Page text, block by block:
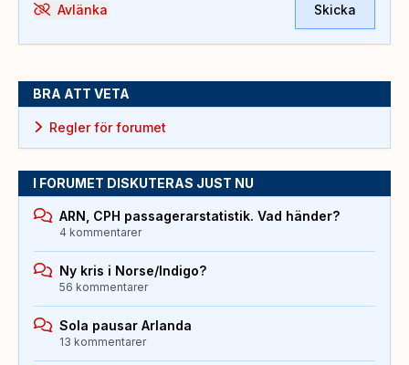
Avlänka Skicka
BRA ATT VETA
Regler för forumet
I FORUMET DISKUTERAS JUST NU
ARN, CPH passagerarstatistik. Vad händer?
4 kommentarer
Ny kris i Norse/Indigo?
56 kommentarer
Sola pausar Arlanda
13 kommentarer